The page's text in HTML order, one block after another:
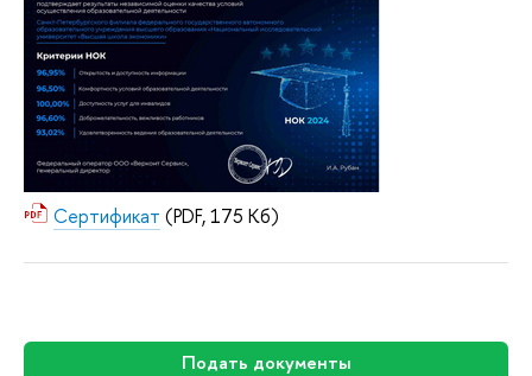
Подать документы
Сертификат (PDF, 175 Кб)